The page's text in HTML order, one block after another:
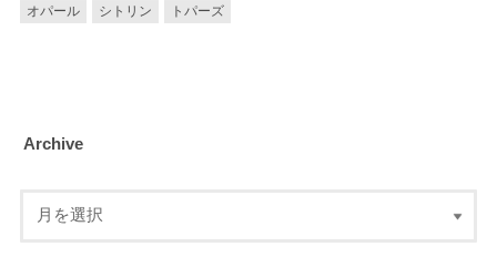
オパール
シトリン トパーズ
Archive